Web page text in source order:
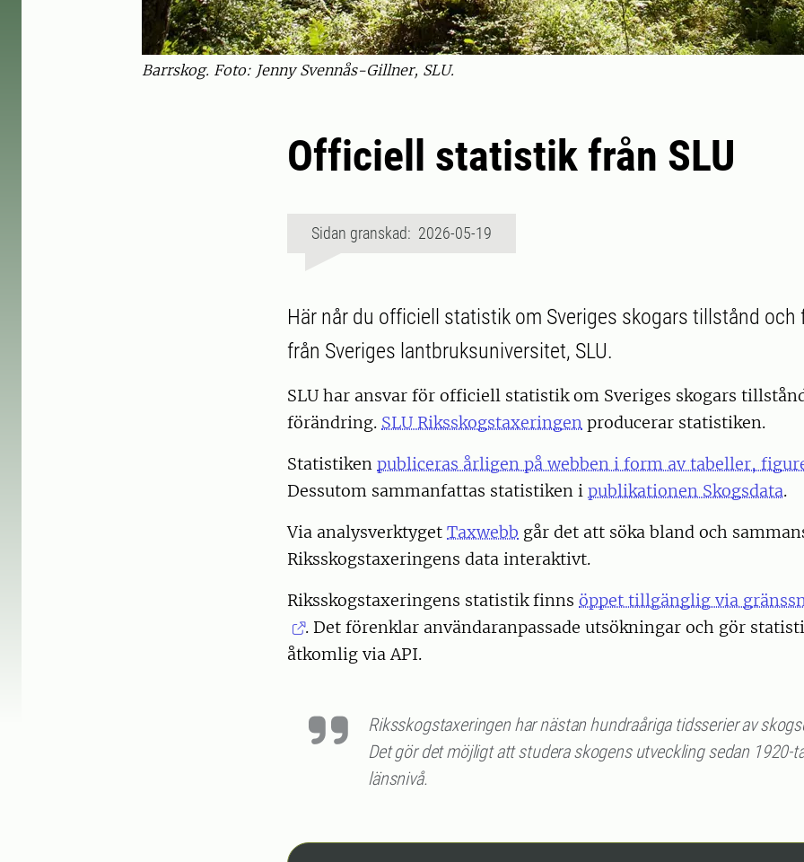
Barrskog. Foto: Jenny Svennås-Gillner, SLU.
Officiell statistik från SLU
Sidan granskad: 2026-05-19
Här når du officiell statistik om Sveriges skogars tillstånd och
från Sveriges lantbruksuniversitet, SLU.
SLU har ansvar för officiell statistik om Sveriges skogars
förändring. SLU Riksskogstaxeringen producerar statistiken.
Statistiken publiceras årligen på webben i form av tabeller,
Dessutom sammanfattas statistiken i publikationen Skogsdata.
Via analysverktyget Taxwebb går det att söka bland och
Riksskogstaxeringens data interaktivt.
Riksskogstaxeringens statistik finns öppet tillgänglig via
. Det förenklar användaranpassade utsökningar och gör
åtkomlig via API.
Riksskogstaxeringen har nästan hundraåriga tidsserier av
Det gör det möjligt att studera skogens utveckling sedan 1920-
länsnivå.